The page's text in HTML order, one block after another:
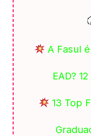
A Fasul
EAD?
13 Top